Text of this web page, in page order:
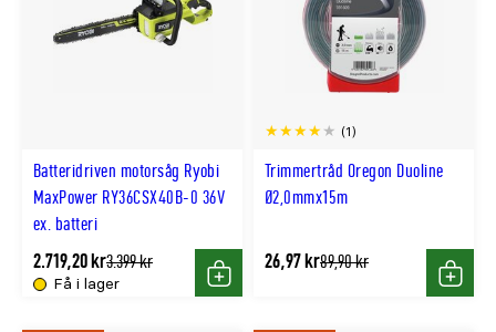
Batteridriven motorsåg Ryobi
MaxPower RY36CSX40B-0 36V
ex. batteri
Få i lager
2.719,20 krTidligere
lägsta
pris
3.399 kr
Köp
Trimmertråd Oregon Duoline
Ø2,0mmx15m
(1)
26,97 krTidligere
89,90 kr
Köp